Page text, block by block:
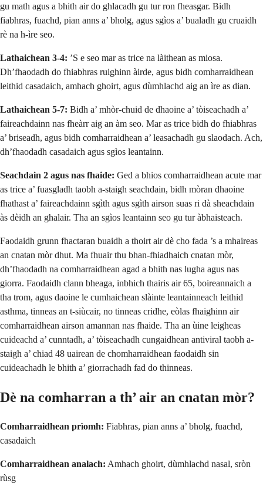
gu math agus a bhith air do ghlacadh gu tur ron fheasgar. Bidh
fiabhras, fuachd, pian anns a’ bholg, agus sgìos a’ bualadh gu cruaidh
rè na h-ìre seo.
Lathaichean 3-4: ’S e seo mar as trice na làithean as miosa.
Dh’fhaodadh do fhiabhras ruighinn àirde, agus bidh comharraidhean
leithid casadaich, amhach ghoirt, agus dùmhlachd aig an ìre as dian.
Lathaichean 5-7: Bidh a’ mhòr-chuid de dhaoine a’ tòiseachadh a’
faireachdainn nas fheàrr aig an àm seo. Mar as trice bidh do fhiabhras
a’ briseadh, agus bidh comharraidhean a’ leasachadh gu slaodach. Ach,
dh’fhaodadh casadaich agus sgìos leantainn.
Seachdain 2 agus nas fhaide: Ged a bhios comharraidhean acute mar
as trice a’ fuasgladh taobh a-staigh seachdain, bidh mòran dhaoine
fhathast a’ faireachdainn sgìth agus sgìth airson suas ri dà sheachdain
às dèidh an ghalair. Tha an sgìos leantainn seo gu tur àbhaisteach.
Faodaidh grunn fhactaran buaidh a thoirt air dè cho fada ’s a mhaireas
an cnatan mòr dhut. Ma fhuair thu bhan-fhiadhaich cnatan mòr,
dh’fhaodadh na comharraidhean agad a bhith nas lugha agus nas
giorra. Faodaidh clann bheaga, inbhich thairis air 65, boireannaich a
tha trom, agus daoine le cumhaichean slàinte leantainneach leithid
asthma, tinneas an t-siùcair, no tinneas cridhe, eòlas fhaighinn air
comharraidhean airson amannan nas fhaide. Tha an ùine leigheas
cuideachd a’ cunntadh, a’ tòiseachadh cungaidhean antiviral taobh a-
staigh a’ chiad 48 uairean de chomharraidhean faodaidh sin
cuideachadh le bhith a’ giorrachadh fad do thinneas.
Dè na comharran a th’ air an cnatan mòr?
Comharraidhean prìomh: Fiabhras, pian anns a’ bholg, fuachd,
casadaich
Comharraidhean analach: Amhach ghoirt, dùmhlachd nasal, sròn
rùsg